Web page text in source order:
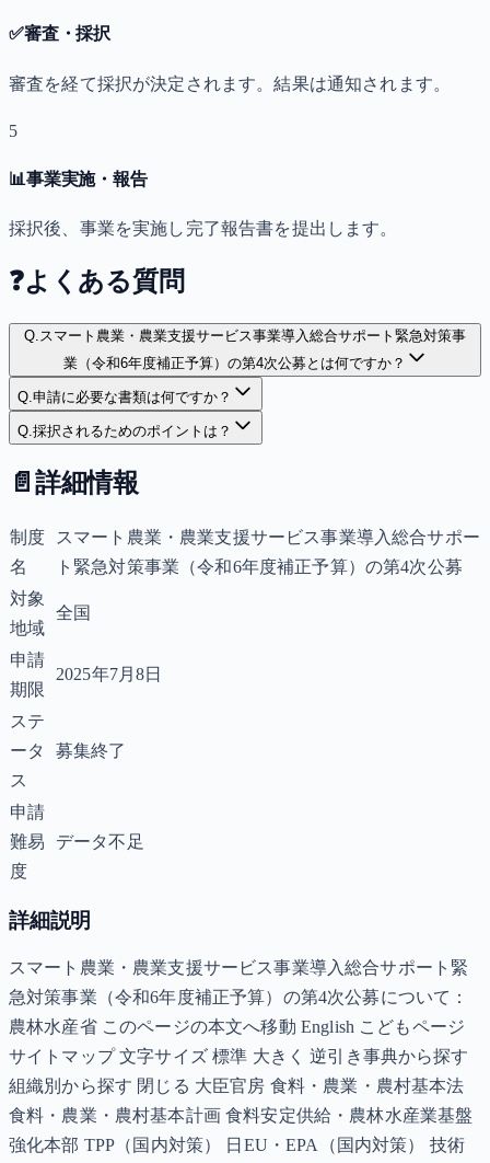
✅審査・採択
審査を経て採択が決定されます。結果は通知されます。
5
📊事業実施・報告
採択後、事業を実施し完了報告書を提出します。
❓よくある質問
Q.スマート農業・農業支援サービス事業導入総合サポート緊急対策事
業（令和6年度補正予算）の第4次公募とは何ですか？
Q.申請に必要な書類は何ですか？
Q.採択されるためのポイントは？
📄 詳細情報
制度
名
スマート農業・農業支援サービス事業導入総合サポー
ト緊急対策事業（令和6年度補正予算）の第4次公募
対象
地域
全国
申請
期限
2025年7月8日
ステ
ータ
ス
募集終了
申請
難易
度
データ不足
詳細説明
スマート農業・農業支援サービス事業導入総合サポート緊
急対策事業（令和6年度補正予算）の第4次公募について：
農林水産省 このページの本文へ移動 English こどもページ
サイトマップ 文字サイズ 標準 大きく 逆引き事典から探す
組織別から探す 閉じる 大臣官房 食料・農業・農村基本法
食料・農業・農村基本計画 食料安定供給・農林水産業基盤
強化本部 TPP（国内対策） 日EU・EPA（国内対策） 技術